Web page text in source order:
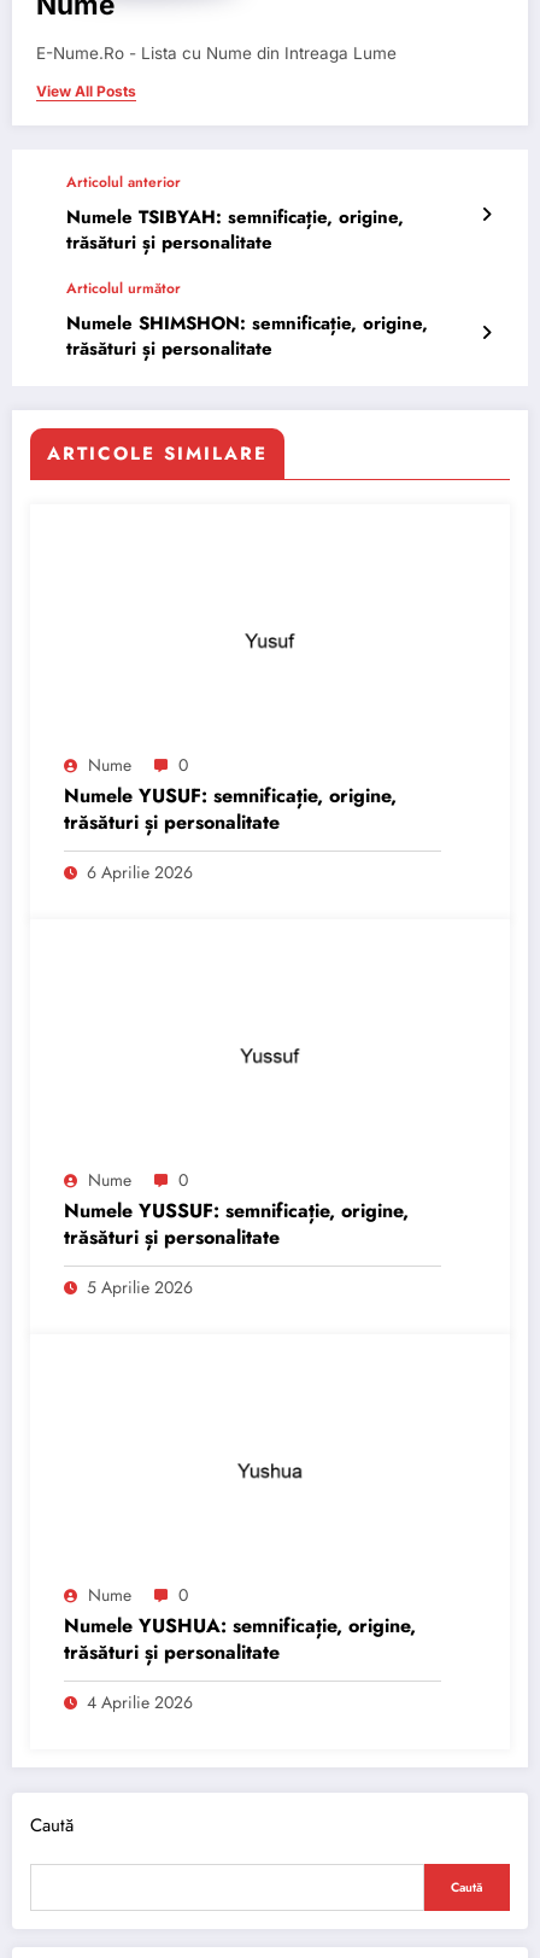
E-Nume.Ro - Lista cu Nume din Intreaga Lume
View All Posts
Articolul anterior
Numele TSIBYAH: semnificație, origine,
trăsături și personalitate
Articolul următor
Numele SHIMSHON: semnificație, origine,
trăsături și personalitate
ARTICOLE SIMILARE
Nume 0
Numele YUSUF: semnificație, origine,
trăsături și personalitate
6 Aprilie 2026
Nume 0
Numele YUSSUF: semnificație, origine,
trăsături și personalitate
5 Aprilie 2026
Nume 0
Numele YUSHUA: semnificație, origine,
trăsături și personalitate
4 Aprilie 2026
Caută
Caută